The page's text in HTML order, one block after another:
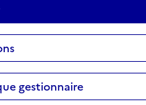
gestionnaire